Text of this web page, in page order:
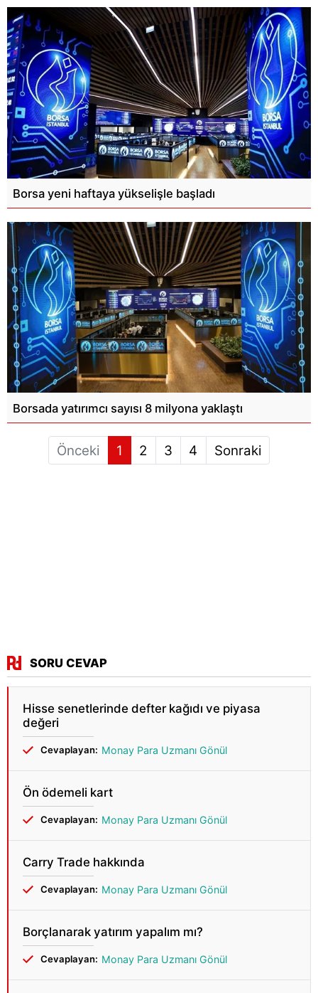
Borsa yeni haftaya yükselişle başladı
Borsada yatırımcı sayısı 8 milyona yaklaştı
Önceki 1 2 3 4 Sonraki
SORU CEVAP
Hisse senetlerinde defter kağıdı ve piyasa
değeri
Cevaplayan: Monay Para Uzmanı Gönül
Ön ödemeli kart
Cevaplayan: Monay Para Uzmanı Gönül
Carry Trade hakkında
Cevaplayan: Monay Para Uzmanı Gönül
Borçlanarak yatırım yapalım mı?
Cevaplayan: Monay Para Uzmanı Gönül